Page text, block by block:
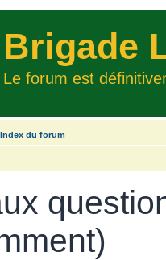
Brigade
Le forum est
Index du forum